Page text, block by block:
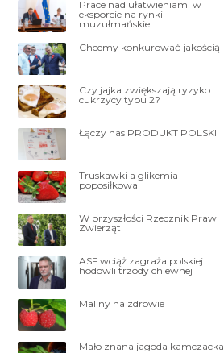
Prace nad ułatwieniami w
eksporcie na rynki
muzułmańskie
Chcemy konkurować jakością
Czy jajka zwiększają ryzyko
cukrzycy typu 2?
Łączy nas PRODUKT POLSKI
Truskawki a glikemia
poposiłkowa
W przyszłości Rzecznik Praw
Zwierząt
ASF wciąż zagraża polskiej
hodowli trzody chlewnej
Maliny na zdrowie
Mało znana jagoda kamczacka